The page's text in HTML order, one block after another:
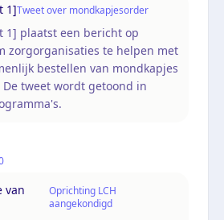
1]Tweet over mondkapjesorder
1] plaatst een bericht op
zorgorganisaties te helpen met
bestellen van mondkapjes
De tweet wordt getoond in
van
Oprichting LCH
aangekondigd